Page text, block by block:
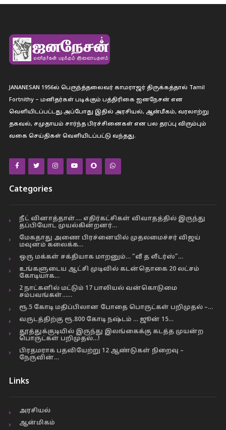
JANANESAN 1956ல் பெருந்த்தலைவர் காமராஜர் திருக்கத்தால் Tamil
Fortnithy – மனிதர்கள் படிக்கும் பத்திரிகை ஐனநேசன் என
வெளியிடப்பட்டது.அப்போது இதில் அரசியல், ஆன்மீகம், வரலாற்று
தகவல், சமுதாயம் சார்ந்த பிரச்சினைகள் என பல தரப்பு விரும்பும்
வகை செய்திகள் வெளியிடப்பட்டு வந்தது.
Categories
நீட் வினாத்தாள்…. எதிர்கட்சிகள் விவாதத்தில் இருந்து
தப்பியோட முயல்கின்றனர்…
மேகதாது அணை பிரச்னையில் முதலமைச்சர் விஜய்
மவுனம் கலைக்க…
ஒரு மக்கள் சக்தியாக மாறனும்… “வீ த லீடர்ஸ்”…
உங்களுடைய ஆட்சி முடிவில் கடன்தொகை 20 லட்சம்
கோடியாக…
2 நாட்களில் மட்டும் 17 பாலியல் வன்கொடுமை
சம்பவங்கள்……
ரூ.5 கோடி மதிப்பிலான போதை பொருட்கள் பறிமுதல் –…
வருடத்திற்கு ரூ.800 கோடி நஷ்டம் … ஜூன் 15…
தூத்துக்குடியில் இருந்து இலங்கைக்கு கடத்த முயன்ற
பொருட்கள் பறிமுதல்…!
பிரதமராக பதவியேற்று 12 ஆண்டுகள் நிறைவு –
நேருவின்…
Links
அரசியல்
ஆன்மிகம்